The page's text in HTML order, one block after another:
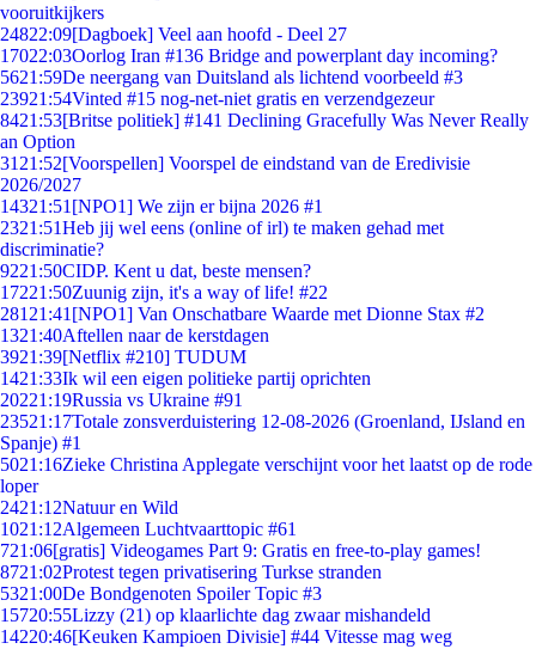
vooruitkijkers
24822:09[Dagboek] Veel aan hoofd - Deel 27
17022:03Oorlog Iran #136 Bridge and powerplant day incoming?
5621:59De neergang van Duitsland als lichtend voorbeeld #3
23921:54Vinted #15 nog-net-niet gratis en verzendgezeur
8421:53[Britse politiek] #141 Declining Gracefully Was Never Really
an Option
31 21:52[Voorspellen] Voorspel de eindstand van de Eredivisie
2026/2027
14321:51 [NPO1] We zijn er bijna 2026 #1
2321:51Heb jij wel eens (online of irl) te maken gehad met
discriminatie?
9221:50CIDP. Kent u dat, beste mensen?
17221:50Zuunig zijn, it's a way of life! #22
281 21:41 [NPO1] Van Onschatbare Waarde met Dionne Stax #2
1321:40Aftellen naar de kerstdagen
3921:39[Netflix #210] TUDUM
1421:33Ik wil een eigen politieke partij oprichten
20221:19Russia vs Ukraine #91
23521:17Totale zonsverduistering 12-08-2026 (Groenland, IJsland en
Spanje) #1
5021:16Zieke Christina Applegate verschijnt voor het laatst op de rode
loper
2421:12Natuur en Wild
1021:12Algemeen Luchtvaarttopic #61
721:06[gratis] Videogames Part 9: Gratis en free-to-play games!
8721:02Protest tegen privatisering Turkse stranden
5321:00De Bondgenoten Spoiler Topic #3
15720:55Lizzy (21) op klaarlichte dag zwaar mishandeld
14220:46[Keuken Kampioen Divisie] #44 Vitesse mag weg